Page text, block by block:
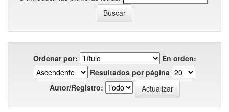
Ordenar por:
En orden:
Resultados por página
Autor/Registro: